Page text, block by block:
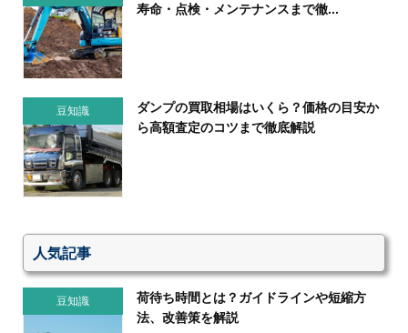
寿命・点検・メンテナンスまで徹...
豆知識
ダンプの買取相場はいくら？価格の目安か
ら高額査定のコツまで徹底解説
人気記事
豆知識
荷待ち時間とは？ガイドラインや短縮方
法、改善策を解説